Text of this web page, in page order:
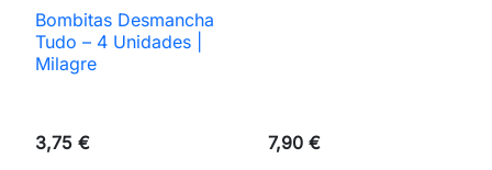
Bombitas Desmancha
Tudo – 4 Unidades |
Milagre
3,75 € 7,90 €